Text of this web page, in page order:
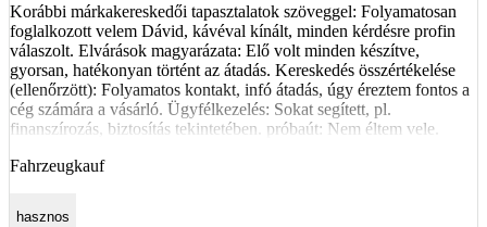
Korábbi márkakereskedői tapasztalatok szöveggel: Folyamatosan
foglalkozott velem Dávid, kávéval kínált, minden kérdésre profin
válaszolt. Elvárások magyarázata: Elő volt minden készítve,
gyorsan, hatékonyan történt az átadás. Kereskedés összértékelése
(ellenőrzött): Folyamatos kontakt, infó átadás, úgy éreztem fontos a
cég számára a vásárló. Ügyfélkezelés: Sokat segített, pl.
finanszírozás, biztosítás tekintetében. próbaút: Nem éltem vele.
Fahrzeugkauf
hasznos